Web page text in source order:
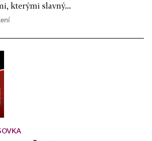
kterými slavný...